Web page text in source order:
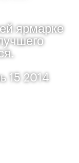
ярмарке
15 2014